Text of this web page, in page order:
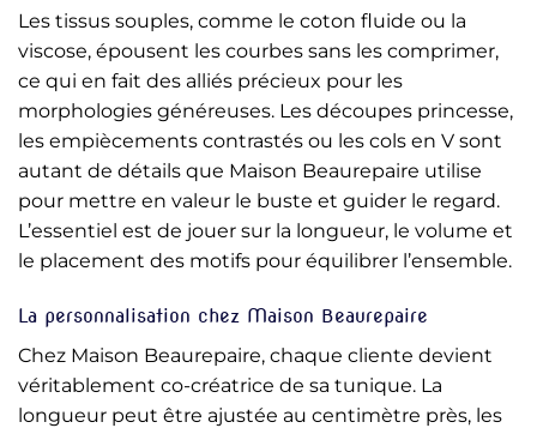
Les tissus souples, comme le coton fluide ou la
viscose, épousent les courbes sans les comprimer,
ce qui en fait des alliés précieux pour les
morphologies généreuses. Les découpes princesse,
les empiècements contrastés ou les cols en V sont
autant de détails que Maison Beaurepaire utilise
pour mettre en valeur le buste et guider le regard.
L’essentiel est de jouer sur la longueur, le volume et
le placement des motifs pour équilibrer l’ensemble.
La personnalisation chez Maison Beaurepaire
Chez Maison Beaurepaire, chaque cliente devient
véritablement co-créatrice de sa tunique. La
longueur peut être ajustée au centimètre près, les